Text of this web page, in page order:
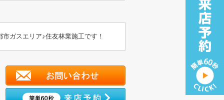
ガスエリア♪住友林業施工です！